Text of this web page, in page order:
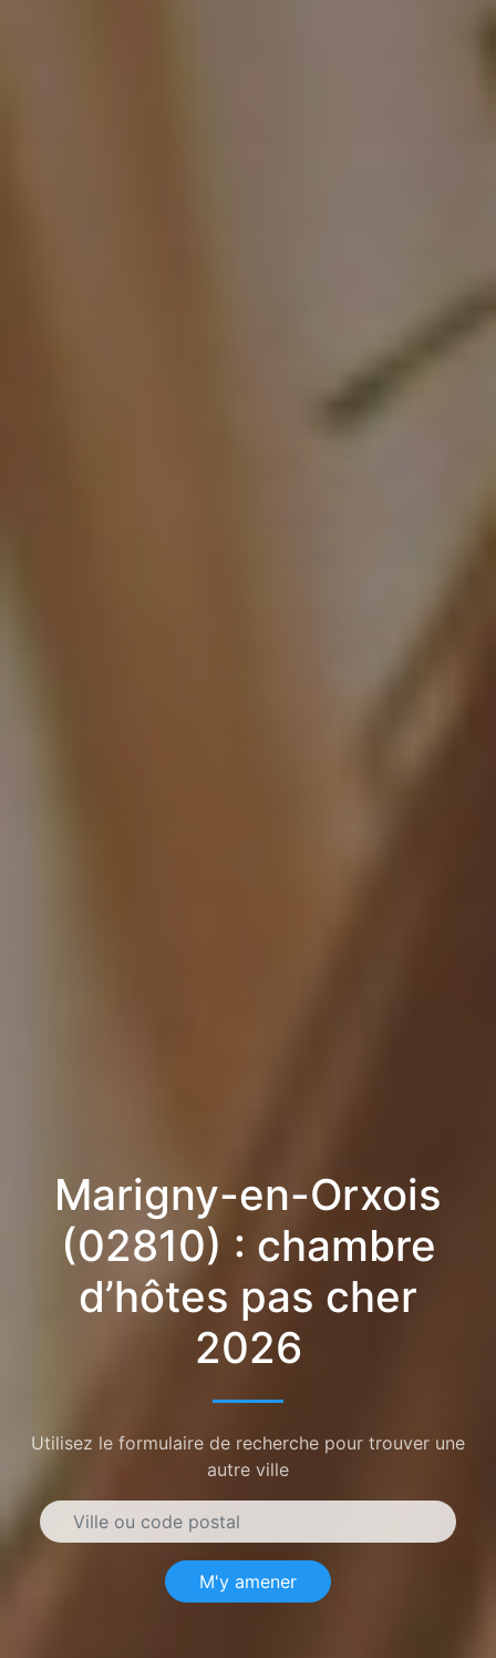
Marigny-en-Orxois
(02810) : chambre
d’hôtes pas cher
2026
Utilisez le formulaire de recherche pour trouver une
autre ville
M'y amener